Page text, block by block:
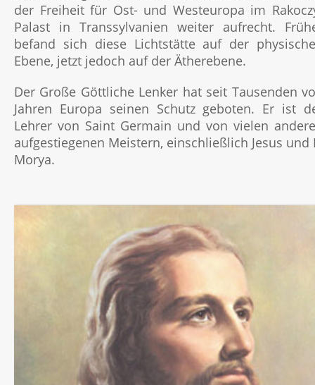
der Freiheit für Ost- und Westeuropa im
Palast in Transsylvanien weiter aufrecht.
befand sich diese Lichtstätte auf der
Ebene, jetzt jedoch auf der Ätherebene.
Der Große Göttliche Lenker hat seit Tausenden
Jahren Europa seinen Schutz geboten. Er ist
Lehrer von Saint Germain und von vielen
aufgestiegenen Meistern, einschließlich Jesus und
Morya.